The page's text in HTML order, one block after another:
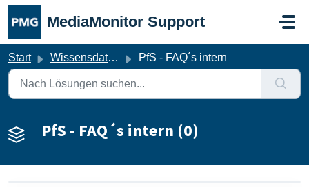
Zum hauptsächlichen Inhalt gehen
MediaMonitor Support
Start Wissensdatenbank PfS - FAQ´s intern
PfS - FAQ´s intern (0)